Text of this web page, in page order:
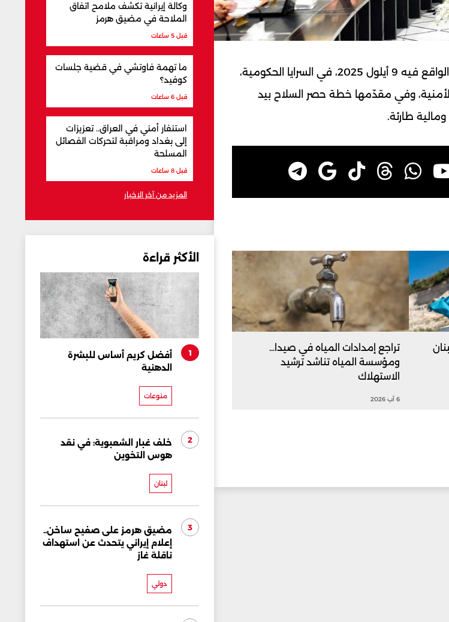
يعقد مجلس الوزراء جلسة عند الساعة الثالثة من بعد ظهر يوم ‏الثلاثاء الواقع فيه 9 أيلول 2025، في السرايا الحكومية،
‏وفي مقدّمها خطة حصر السلاح بيد
طارئة.‏
تراجع إمدادات المياه في صيدا...
ومؤسسة المياه تناشد ترشيد
الاستهلاك
6 آب 2026
وكالة إيرانية تكشف ملامح اتفاق
الملاحة في مضيق هرمز
قبل 5 ساعات
ما تهمة فاوتشي في قضية جلسات
كوفيد؟
قبل 6 ساعات
استنفار أمني في العراق.. تعزيزات
إلى بغداد ومراقبة لتحركات الفصائل
المسلحة
قبل 8 ساعات
المزيد من آخر الاخبار
الأكثر قراءة
1
أفضل كريم أساس للبشرة
الدهنية
منوعات
2
خلف غبار الشعبوية: في نقد
هوس التخوين
لبنان
3
مضيق هرمز على صفيح ساخن..
إعلام إيراني يتحدث عن استهداف
ناقلة غاز
دولي